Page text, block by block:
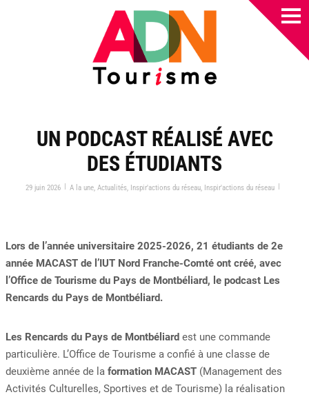
UN PODCAST RÉALISÉ AVEC
DES ÉTUDIANTS
29 juin 2026 | A la une, Actualités, Inspir'actions du réseau, Inspir'actions du réseau |
Lors de l’année universitaire 2025-2026, 21 étudiants de 2e
année MACAST de l’IUT Nord Franche-Comté ont créé, avec
l’Office de Tourisme du Pays de Montbéliard, le podcast Les
Rencards du Pays de Montbéliard.
Les Rencards du Pays de Montbéliard est une commande
particulière. L’Office de Tourisme a confié à une classe de
deuxième année de la formation MACAST (Management des
Activités Culturelles, Sportives et de Tourisme) la réalisation